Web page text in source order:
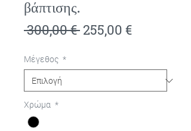
βάπτισης.
300,00 € Κανονική
255,00 €Τιμή
Μέγεθος *
Χρώμα *